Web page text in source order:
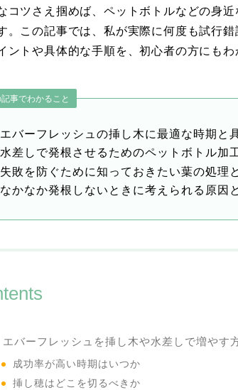
コツさえ掴めば、ペットボトルなどの身
。この記事では、私が実際に何度も試行
ントや具体的な手順を、初心者の方にもわ
事でわかること
エバーフレッシュの挿し木に最適な時期と
水差しで発根させるためのペットボトル加
失敗を防ぐために知っておきたい葉の処理
なかなか発根しないときに考えられる原因
エバーフレッシュを挿し木や水差しで増やす
成功率が高い時期はいつか
挿し穂はどこを切るべきか